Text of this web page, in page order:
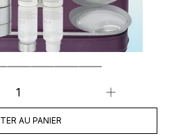
AU PANIER